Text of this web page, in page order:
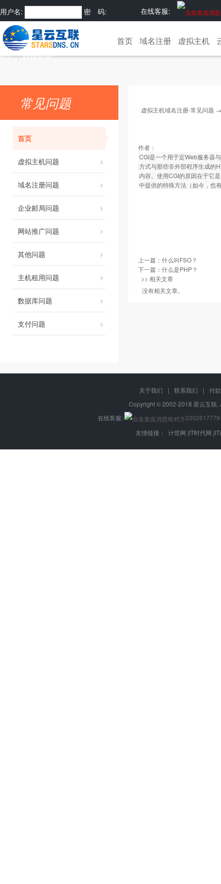
在线客服:
用户名: 密 码:
码? 快捷登录:
首页 域名注册 虚拟主机
常见问题
首页
虚拟主机问题
域名注册问题
企业邮局问题
网站推广问题
其他问题
主机租用问题
数据库问题
支付问题
虚拟主机域名注册-常见问题
作者：
CGI是一个用于定Web服务器
方式与那些非外部程序生成的
内容。使用CGI的原因在于它
中提供的特殊方法（如今，也
上一篇： 什么叫FSO？
下一篇： 什么是PHP？
>> 相关文章
没有相关文章。
关于我们 | 联系我们 |
付
Copyright © 2002-2018 星云互
在线客服:
2302617779
友情链接： 计世网 |IT时代网 |